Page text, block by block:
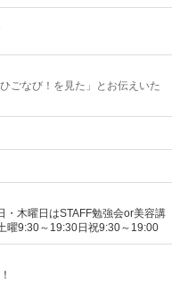
ごなび！を見た」とお伝えいた
・木曜日はSTAFF勉強会or美容講
曜9:30～19:30日祝9:30～19:00